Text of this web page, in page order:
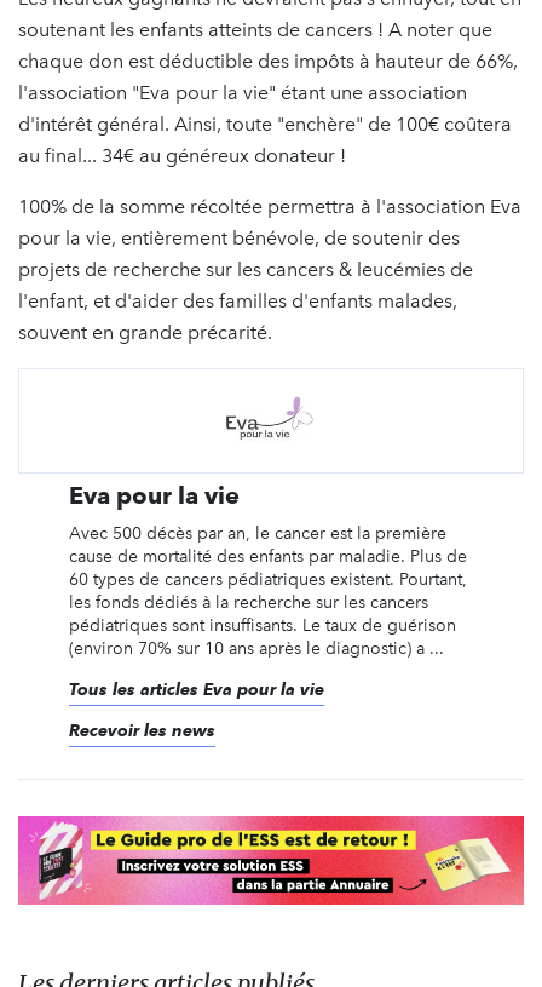
soutenant les enfants atteints de cancers ! A noter que
chaque don est déductible des impôts à hauteur de 66%,
l'association "Eva pour la vie" étant une association
d'intérêt général. Ainsi, toute "enchère" de 100€ coûtera
au final... 34€ au généreux donateur !
100% de la somme récoltée permettra à l'association Eva
pour la vie, entièrement bénévole, de soutenir des
projets de recherche sur les cancers & leucémies de
l'enfant, et d'aider des familles d'enfants malades,
souvent en grande précarité.
Eva pour la vie
Avec 500 décès par an, le cancer est la première
cause de mortalité des enfants par maladie. Plus de
60 types de cancers pédiatriques existent. Pourtant,
les fonds dédiés à la recherche sur les cancers
pédiatriques sont insuffisants. Le taux de guérison
(environ 70% sur 10 ans après le diagnostic) a ...
Tous les articles Eva pour la vie
Recevoir les news